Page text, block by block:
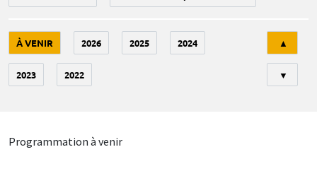
À VENIR 2026 2025 2024
2023 2022
▲
▼
Programmation à venir